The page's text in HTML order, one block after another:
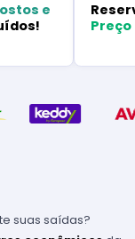
e
Preço
suas saídas?